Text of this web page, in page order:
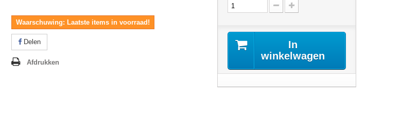
Waarschuwing: Laatste items in voorraad!
Delen
Afdrukken
In
winkelwagen